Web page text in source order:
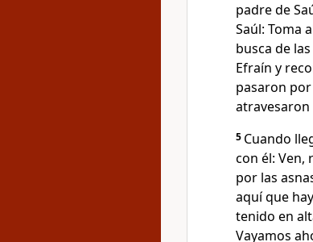
padre de
Saúl: Toma
busca de
Efraín y
pasaron
5 Cuando
con él: Ven,
por las
aquí que
tenido en
Vayamos